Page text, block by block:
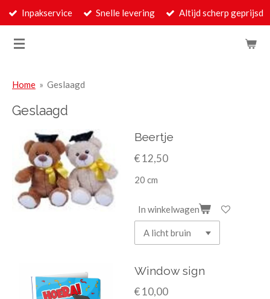
Ga
naar
Inpakservice Snelle levering Altijd scherp geprijsd
Home » Geslaagd
Geslaagd
Beertje
€ 12,50
20 cm
In winkelwagen
Window sign
€ 10,00